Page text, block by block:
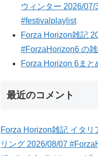
ウィンター 2026/
#festivalplaylist
Forza Horizon雑記
#ForzaHorizon6 の
Forza Horizon 6ま
最近のコメント
Forza Horizon雑記 イタ
リング 2026/08/07